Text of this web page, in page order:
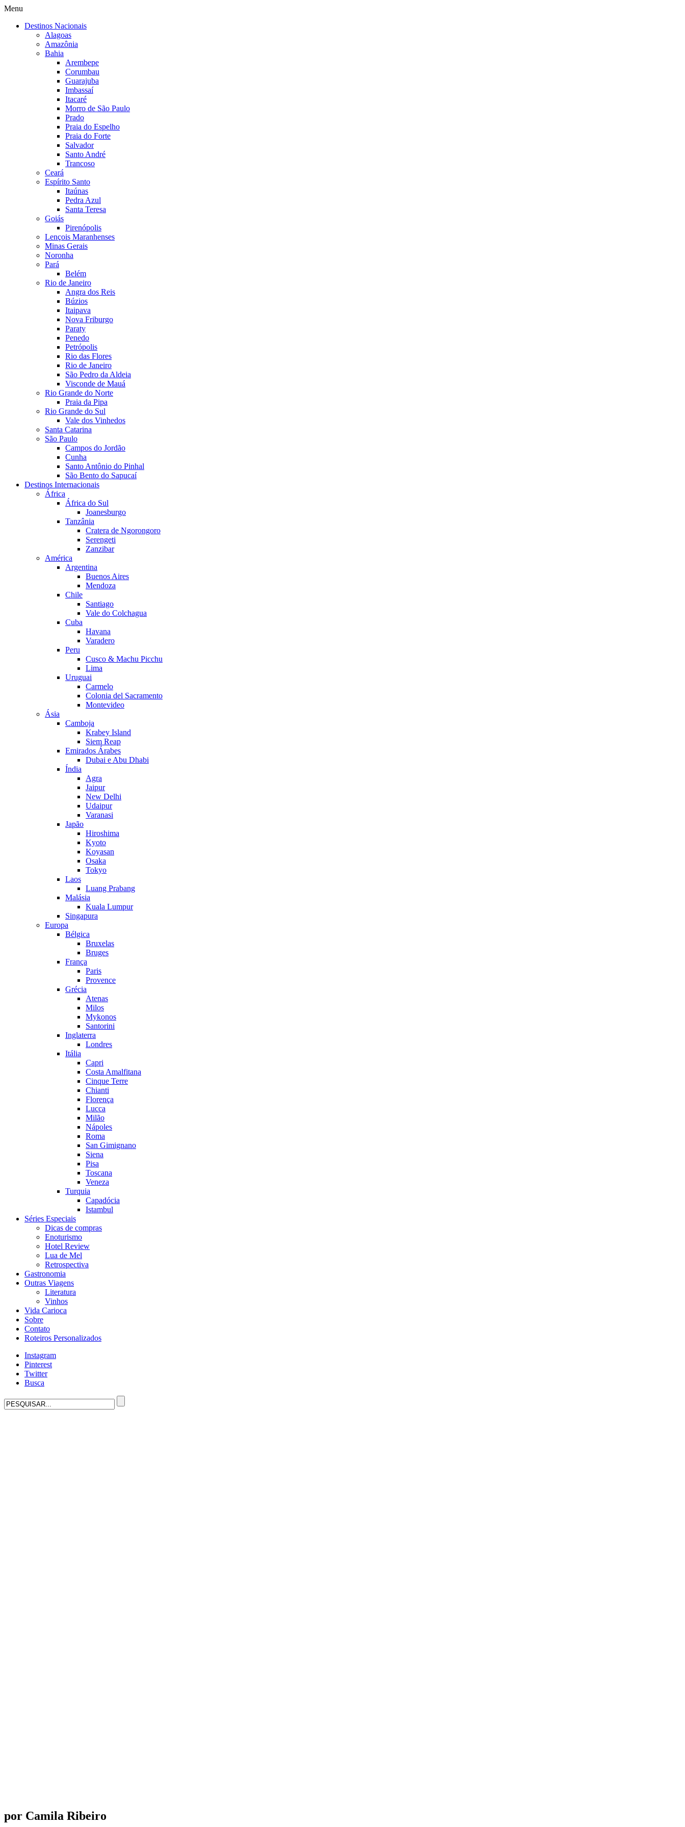
Menu
Destinos Nacionais
Alagoas
Amazônia
Bahia
Arembepe
Corumbau
Guarajuba
Imbassaí
Itacaré
Morro de São Paulo
Prado
Praia do Espelho
Praia do Forte
Salvador
Santo André
Trancoso
Ceará
Espírito Santo
Itaúnas
Pedra Azul
Santa Teresa
Goiás
Pirenópolis
Lençois Maranhenses
Minas Gerais
Noronha
Pará
Belém
Rio de Janeiro
Angra dos Reis
Búzios
Itaipava
Nova Friburgo
Paraty
Penedo
Petrópolis
Rio das Flores
Rio de Janeiro
São Pedro da Aldeia
Visconde de Mauá
Rio Grande do Norte
Praia da Pipa
Rio Grande do Sul
Vale dos Vinhedos
Santa Catarina
São Paulo
Campos do Jordão
Cunha
Santo Antônio do Pinhal
São Bento do Sapucaí
Destinos Internacionais
África
África do Sul
Joanesburgo
Tanzânia
Cratera de Ngorongoro
Serengeti
Zanzibar
América
Argentina
Buenos Aires
Mendoza
Chile
Santiago
Vale do Colchagua
Cuba
Havana
Varadero
Peru
Cusco & Machu Picchu
Lima
Uruguai
Carmelo
Colonia del Sacramento
Montevideo
Ásia
Camboja
Krabey Island
Siem Reap
Emirados Árabes
Dubai e Abu Dhabi
Índia
Agra
Jaipur
New Delhi
Udaipur
Varanasi
Japão
Hiroshima
Kyoto
Koyasan
Osaka
Tokyo
Laos
Luang Prabang
Malásia
Kuala Lumpur
Singapura
Europa
Bélgica
Bruxelas
Bruges
França
Paris
Provence
Grécia
Atenas
Milos
Mykonos
Santorini
Inglaterra
Londres
Itália
Capri
Costa Amalfitana
Cinque Terre
Chianti
Florença
Lucca
Milão
Nápoles
Roma
San Gimignano
Siena
Pisa
Toscana
Veneza
Turquia
Capadócia
Istambul
Séries Especiais
Dicas de compras
Enoturismo
Hotel Review
Lua de Mel
Retrospectiva
Gastronomia
Outras Viagens
Literatura
Vinhos
Vida Carioca
Sobre
Contato
Roteiros Personalizados
Instagram
Pinterest
Twitter
Busca
por Camila Ribeiro